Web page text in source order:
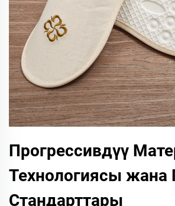
Прогрессивдүү
Технологиясы жана
Стандарттары